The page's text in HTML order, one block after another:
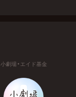
小劇場・エイド基金